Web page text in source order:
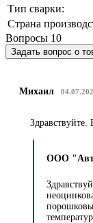
Тип сварки:
Страна
Вопросы 10
Задать вопрос о
Михаил
Здравствуйте.
ООО